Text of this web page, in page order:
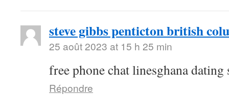
steve gibbs penticton british
25 août 2023 at 15 h 25 min
free phone chat linesghana dating
Répondre